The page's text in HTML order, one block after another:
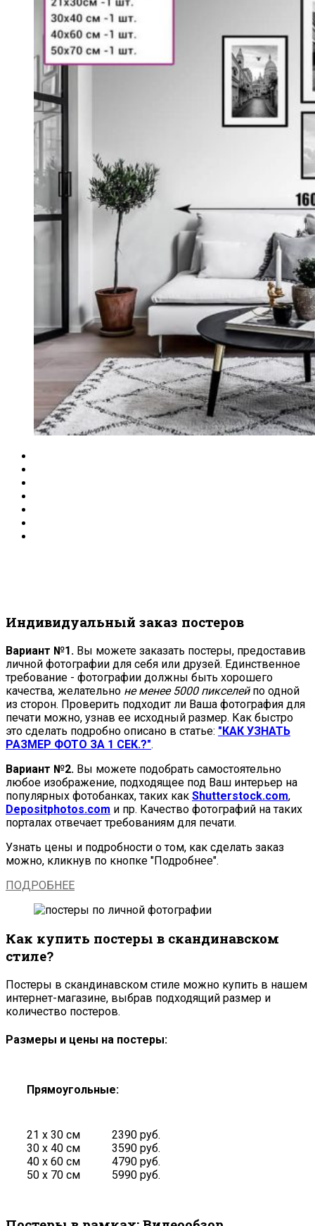
Индивидуальный заказ постеров
Вариант №1. Вы можете заказать постеры, предоставив
личной фотографии для себя или друзей. Единственное
требование - фотографии должны быть хорошего
качества, желательно не менее 5000 пикселейпо одной
из сторон. Проверить подходит ли Ваша фотография для
печати можно, узнав ее исходный размер. Как быстро
это сделать подробно описано в статье: "КАК УЗНАТЬ
РАЗМЕР ФОТО ЗА 1 СЕК.?".
Вариант №2. Вы можете подобрать самостоятельно
любое изображение, подходящее под Ваш интерьер на
популярных фотобанках, таких как Shutterstock.com,
Depositphotos.com и пр. Качество фотографий на таких
порталах отвечает требованиям для печати.
Узнать цены и подробности о том, как сделать заказ
можно, кликнув по кнопке "Подробнее".
ПОДРОБНЕЕ
Как купить постеры в скандинавском
стиле?
Постеры в скандинавском стиле можно купить в нашем
интернет-магазине, выбрав подходящий размер и
количество постеров.
Размеры и цены на постеры:
Прямоугольные:
21 х 30 см
30 х 40 см
40 х 60 см
50 х 70 см
2390 руб.
3590 руб.
4790 руб.
5990 руб.